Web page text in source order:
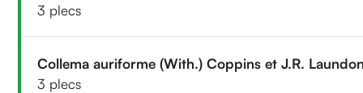
3 plecs
Collema auriforme (With.) Coppins et J.R.
3 plecs